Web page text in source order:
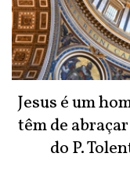
Jesus é um
têm de
do P.